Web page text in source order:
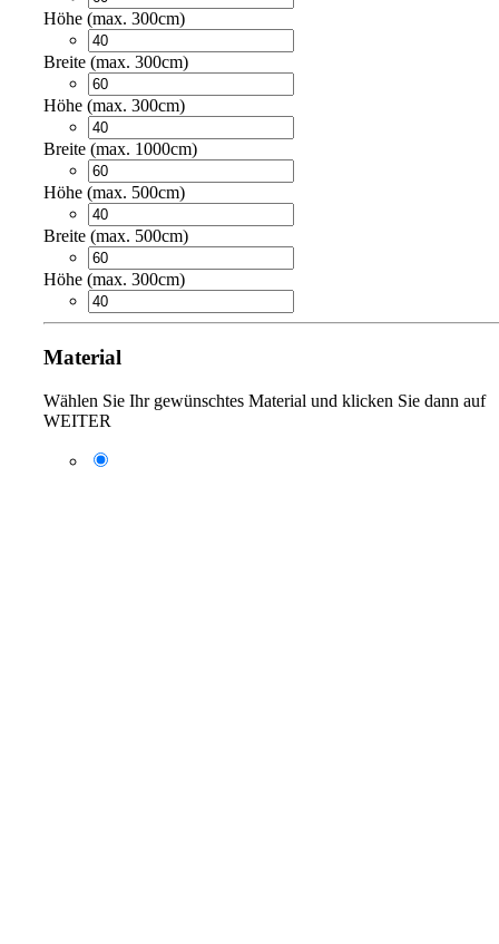
Höhe (max. 300cm)
Breite (max. 300cm)
Höhe (max. 300cm)
Breite (max. 1000cm)
Höhe (max. 500cm)
Breite (max. 500cm)
Höhe (max. 300cm)
Material
Wählen Sie Ihr gewünschtes Material und klicken Sie dann auf
WEITER